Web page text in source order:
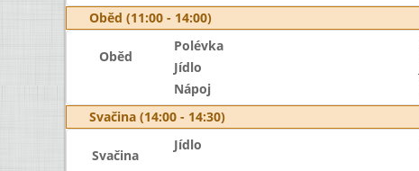
Oběd (11:00 - 14:00)
Oběd
Polévka
Jídlo
Nápoj
Svačina (14:00 - 14:30)
Svačina
Jídlo